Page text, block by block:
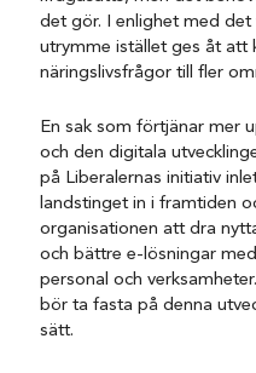
det gör. I enlighet med
utrymme istället ges åt att
näringslivsfrågor till fler
En sak som förtjänar mer
och den digitala
på Liberalernas initiativ
landstinget in i framtiden
organisationen att dra
och bättre e-lösningar
personal och
bör ta fasta på denna
sätt.